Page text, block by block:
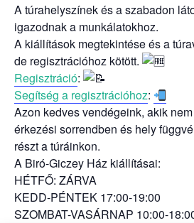
A túrahelyszínek és a szabadon
igazodnak a munkálatokhoz.
A kiállítások megtekintése és a
de regisztrációhoz kötött.
Regisztráció:
Segítség a regisztrációhoz:
Azon kedves vendégeink, akik
érkezési sorrendben és hely
részt a túráinkon.
A Biró-Giczey Ház kiállításai:
HÉTFŐ: ZÁRVA
KEDD-PÉNTEK 17:00-19:00
SZOMBAT-VASÁRNAP 10:00-